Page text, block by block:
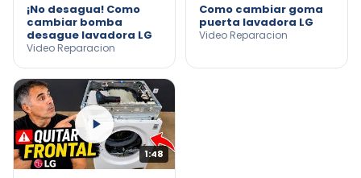
¡No desagua! Como
cambiar bomba
desague lavadora LG
Video Reparacion
Como cambiar goma
puerta lavadora LG
Video Reparacion
1:48